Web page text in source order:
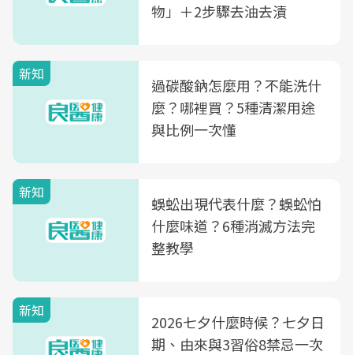
物」＋2步驟去油去漬
新知
過碳酸鈉怎麼用？不能洗什
麼？哪裡買？5種清潔用途
與比例一次懂
新知
蜈蚣出現代表什麼？蜈蚣怕
什麼味道？6種消滅方法完
整教學
新知
2026七夕什麼時候？七夕日
期、由來與3習俗8禁忌一次